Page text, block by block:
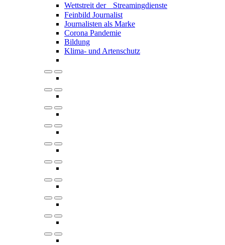
Wettstreit der Streamingdienste
Feinbild Journalist
Journalisten als Marke
Corona Pandemie
Bildung
Klima- und Artenschutz